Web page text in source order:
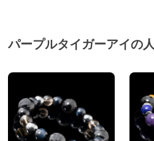
パープルタイガーアイの